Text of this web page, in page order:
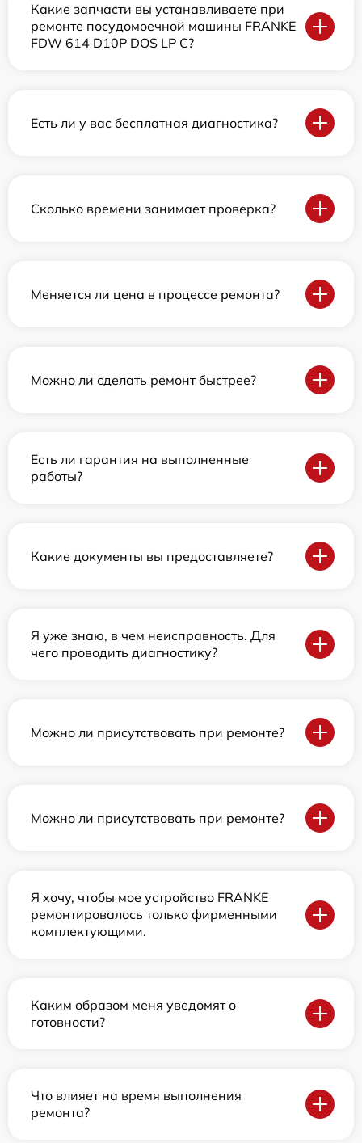
Какие запчасти вы устанавливаете при
ремонте посудомоечной машины FRANKE
FDW 614 D10P DOS LP C?
Есть ли у вас бесплатная диагностика?
Сколько времени занимает проверка?
Меняется ли цена в процессе ремонта?
Можно ли сделать ремонт быстрее?
Есть ли гарантия на выполненные
работы?
Какие документы вы предоставляете?
Я уже знаю, в чем неисправность. Для
чего проводить диагностику?
Можно ли присутствовать при ремонте?
Можно ли присутствовать при ремонте?
Я хочу, чтобы мое устройство FRANKE
ремонтировалось только фирменными
комплектующими.
Каким образом меня уведомят о
готовности?
Что влияет на время выполнения
ремонта?